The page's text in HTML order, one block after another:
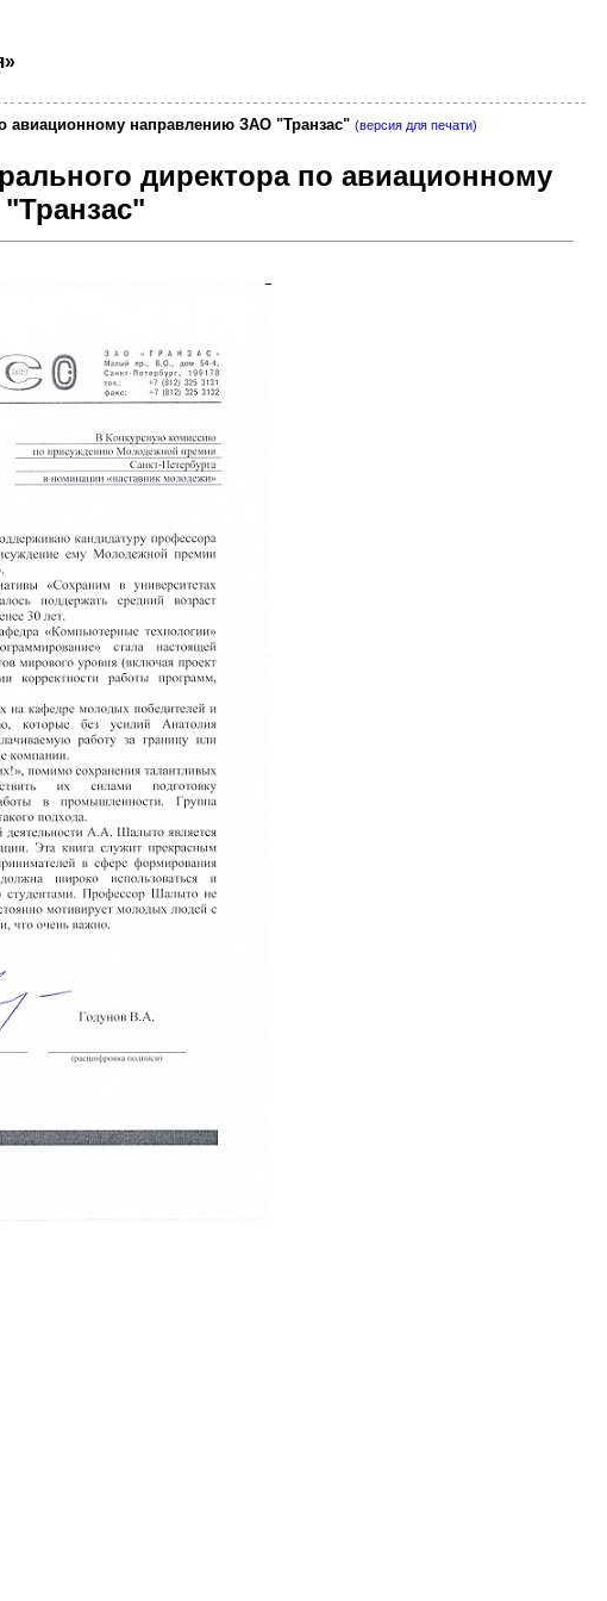
авиационному направлению ЗАО "Транзас" (версия для печати)
директора по авиационному